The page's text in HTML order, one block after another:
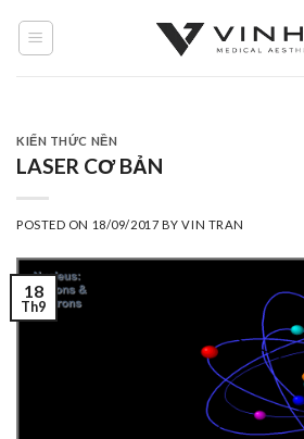
KIẾN THỨC NỀN
LASER CƠ BẢN
POSTED ON 18/09/2017 BYVIN TRAN
18
Th9